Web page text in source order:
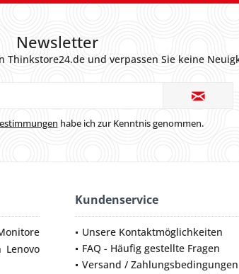
Newsletter
Thinkstore24.de und verpassen Sie keine
habe ich zur Kenntnis genommen.
Kundenservice
Unsere Kontaktmöglichkeiten
FAQ - Häufig gestellte Fragen
Versand / Zahlungsbedingungen